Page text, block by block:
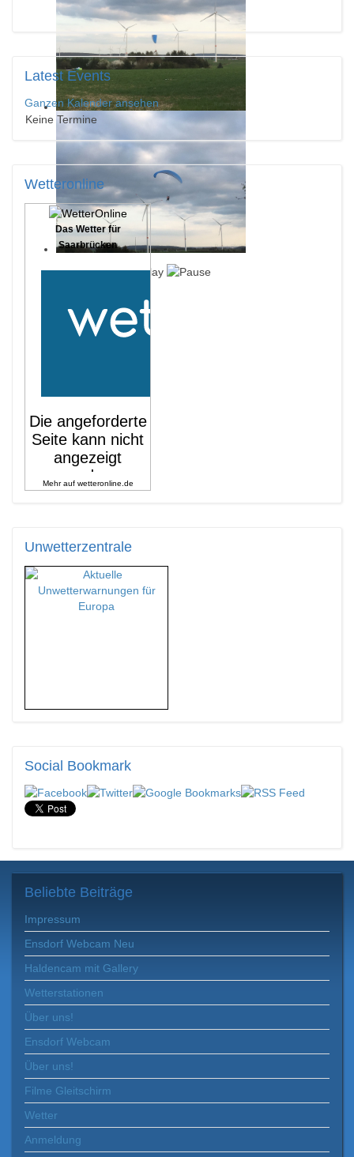
Latest Events
Ganzen Kalender ansehen
Keine Termine
Wetteronline
Das Wetter für
Saarbrücken
Mehr auf wetteronline.de
Unwetterzentrale
Social Bookmark
Beliebte Beiträge
Impressum
Ensdorf Webcam Neu
Haldencam mit Gallery
Wetterstationen
Über uns!
Ensdorf Webcam
Über uns!
Filme Gleitschirm
Wetter
Anmeldung